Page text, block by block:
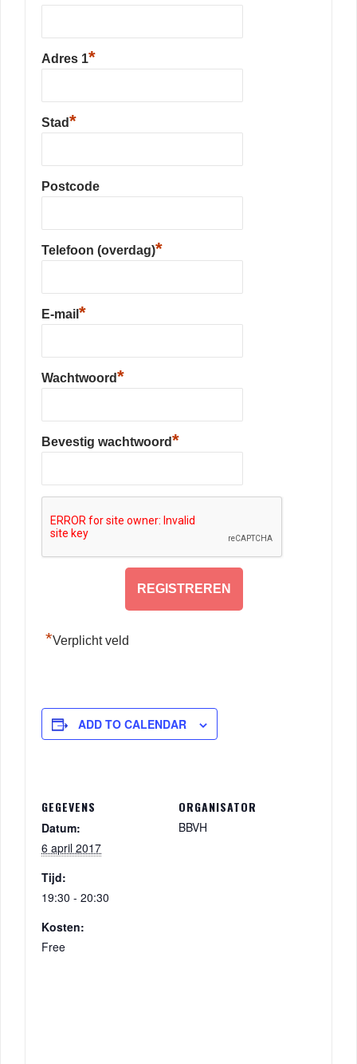
Adres 1*
Stad*
Postcode
Telefoon (overdag)*
E-mail *
Wachtwoord*
Bevestig wachtwoord*
*Verplicht veld
ADD TO CALENDAR
GEGEVENS
Datum:
6 april 2017
Tijd:
19:30 - 20:30
Kosten:
Free
ORGANISATOR
BBVH